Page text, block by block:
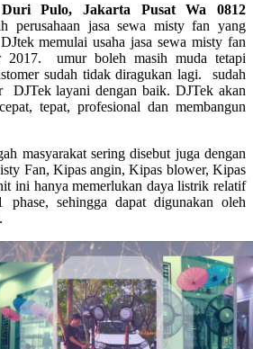
Pulo, Jakarta Pusat Wa 0812
perusahaan jasa sewa misty fan yang
memulai usaha jasa sewa misty fan
2017. umur boleh masih muda tetapi
sudah tidak diragukan lagi. sudah
DJTek layani dengan baik. DJTek akan
tepat, profesional dan membangun
masyarakat sering disebut juga dengan
Fan, Kipas angin, Kipas blower, Kipas
ini hanya memerlukan daya listrik relatif
sehingga dapat digunakan oleh